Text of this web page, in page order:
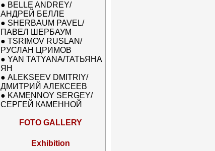
● BELLE ANDREY/
АНДРЕЙ БЕЛЛЕ
● SHERBAUM PAVEL/
ПАВЕЛ ШЕРБАУМ
● TSRIMOV RUSLAN/
РУСЛАН ЦРИМОВ
● YAN TATYANA/ТАТЬЯНА
ЯН
● ALEKSEEV DMITRIY/
ДМИТРИЙ АЛЕКСЕЕВ
● KAMENNOY SERGEY/
СЕРГЕЙ КАМЕННОЙ
FOTO GALLERY
Exhibition